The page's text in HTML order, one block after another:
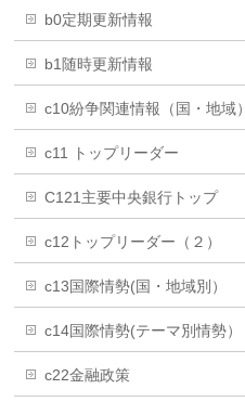
b0定期更新情報
b1随時更新情報
c10紛争関連情報（国・地域）
c11 トップリーダー
C121主要中央銀行トップ
c12トップリーダー（２）
c13国際情勢(国・地域別）
c14国際情勢(テーマ別情勢）
c22金融政策